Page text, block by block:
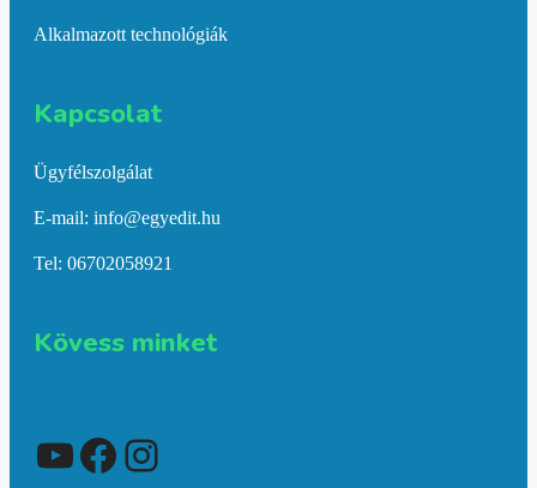
Alkalmazott technológiák
Kapcsolat​
Ügyfélszolgálat
E-mail: info@egyedit.hu
Tel: 06702058921
Kövess minket
YouTube
Facebook
Instagram